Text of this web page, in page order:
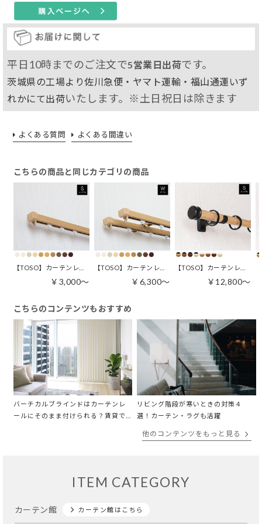
平日10時までのご注文で5営業日出荷です。
茨城県の工場より佐川急便・ヤマト運輸・福山通運いず
れかにて出荷いたします。※土日祝日は除きます
よくある質問 よくある間違い
こちらの商品と同じカテゴリの商品
￥3,000～ ￥6,300～ ￥12,800～
こちらのコンテンツもおすすめ
バーチカルブラインドはカーテンレ
ールにそのまま付けられる？賃貸で
リビング階段が寒いときの対策４
選！カーテン・ラグも活躍
他のコンテンツをもっと見る
ITEM CATEGORY
カーテン館 カーテン館はこちら